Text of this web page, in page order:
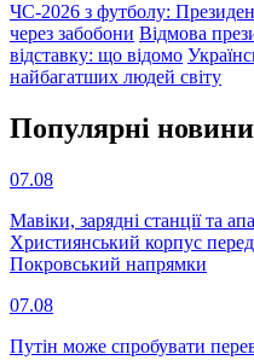
ЧС-2026 з футболу:
через забобони Відмова
відставку: що відомо
найбагатших людей світу
Популярнi новини
07.08
Мавіки, зарядні станції та
Християнський корпус
Покровський напрямки
07.08
Путін може спробувати